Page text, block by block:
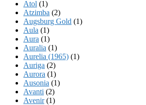
Atol (1)
Atzimba (2)
Augsburg Gold (1)
Aula (1)
Aura (1)
Auralia (1)
Aurelia (1965) (1)
Auriga (2)
Aurora (1)
Ausonia (1)
Avanti (2)
Avenir(1)